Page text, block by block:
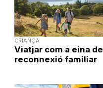
CRIANÇA
Viatjar com a eina de
reconnexió familiar